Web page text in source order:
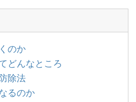
のか
どんなところ
除法
るのか